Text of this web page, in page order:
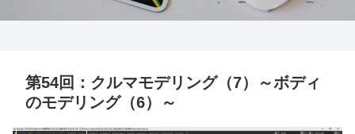
第54回：クルマモデリング（7）～ボディ
のモデリング（6）～